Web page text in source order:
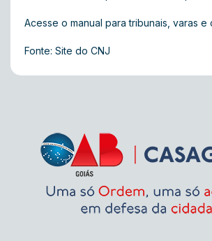
Acesse o manual para tribunais, varas e
Fonte: Site do CNJ